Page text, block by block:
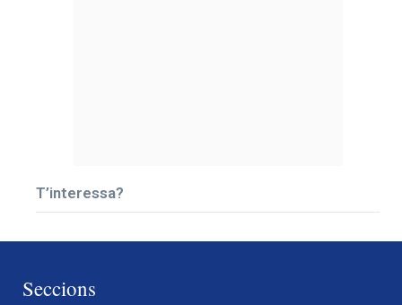
T’interessa?
Seccions